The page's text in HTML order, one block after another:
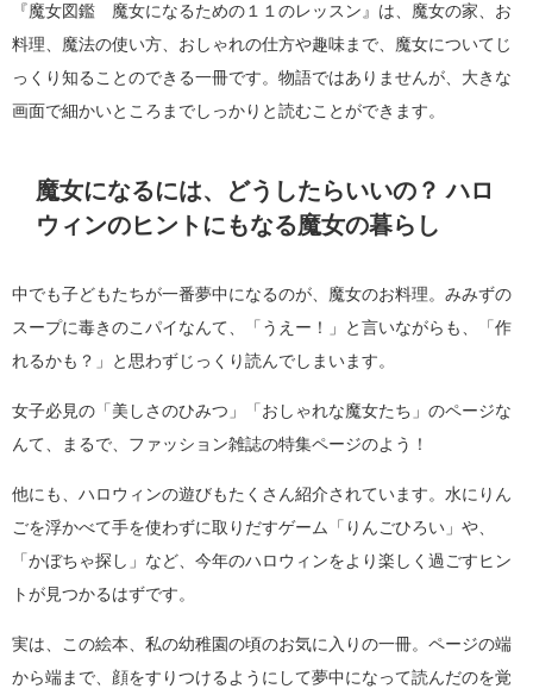
『魔女図鑑 魔女になるための１１のレッスン』は、魔女の家、お
料理、魔法の使い方、おしゃれの仕方や趣味まで、魔女についてじ
っくり知ることのできる一冊です。物語ではありませんが、大きな
画面で細かいところまでしっかりと読むことができます。
魔女になるには、どうしたらいいの？ ハロ
ウィンのヒントにもなる魔女の暮らし
中でも子どもたちが一番夢中になるのが、魔女のお料理。みみずの
スープに毒きのこパイなんて、「うえー！」と言いながらも、「作
れるかも？」と思わずじっくり読んでしまいます。
女子必見の「美しさのひみつ」「おしゃれな魔女たち」のページな
んて、まるで、ファッション雑誌の特集ページのよう！
他にも、ハロウィンの遊びもたくさん紹介されています。水にりん
ごを浮かべて手を使わずに取りだすゲーム「りんごひろい」や、
「かぼちゃ探し」など、今年のハロウィンをより楽しく過ごすヒン
トが見つかるはずです。
実は、この絵本、私の幼稚園の頃のお気に入りの一冊。ページの端
から端まで、顔をすりつけるようにして夢中になって読んだのを覚